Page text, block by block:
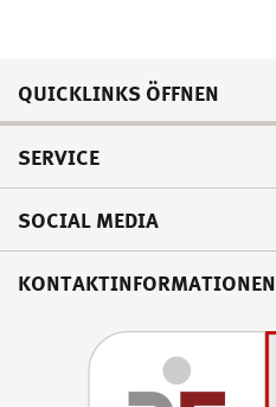
QUICKLINKS ÖFFNEN
SERVICE
SOCIAL MEDIA
KONTAKTINFORMATIONEN